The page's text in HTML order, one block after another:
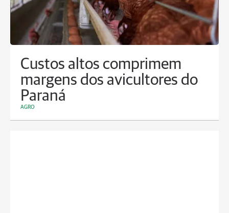
Custos altos comprimem
margens dos avicultores do
Paraná
AGRO